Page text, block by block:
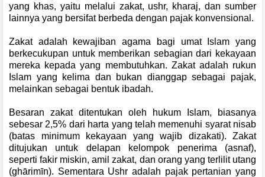
yang khas, yaitu melalui zakat, ushr, kharaj, dan sumber
lainnya yang bersifat berbeda dengan pajak konvensional.
Zakat adalah kewajiban agama bagi umat Islam yang
berkecukupan untuk memberikan sebagian dari kekayaan
mereka kepada yang membutuhkan. Zakat adalah rukun
Islam yang kelima dan bukan dianggap sebagai pajak,
melainkan sebagai bentuk ibadah.
Besaran zakat ditentukan oleh hukum Islam, biasanya
sebesar 2,5% dari harta yang telah memenuhi syarat nisab
(batas minimum kekayaan yang wajib dizakati). Zakat
ditujukan untuk delapan kelompok penerima (asnaf),
seperti fakir miskin, amil zakat, dan orang yang terlilit utang
(ghārimīn). Sementara Ushr adalah pajak pertanian yang